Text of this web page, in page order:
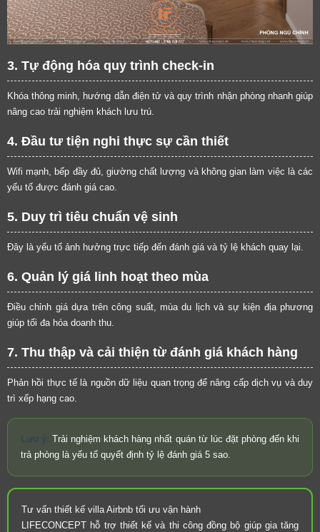
3. Tự động hóa quy trình check-in
Khóa thông minh, hướng dẫn điện tử và quy trình nhận phòng nhanh giúp
nâng cao trải nghiệm khách lưu trú.
4. Đầu tư tiện nghi thực sự cần thiết
Wifi mạnh, bếp đầy đủ, giường chất lượng và không gian làm việc là các
yếu tố được đánh giá cao.
5. Duy trì tiêu chuẩn vệ sinh
Đây là yếu tố ảnh hưởng trực tiếp đến đánh giá và tỷ lệ khách quay lại.
6. Quản lý giá linh hoạt theo mùa
Điều chỉnh giá dựa trên công suất, mùa du lịch và sự kiện địa phương
giúp tối đa hóa doanh thu.
7. Thu thập và cải thiện từ đánh giá khách hàng
Phản hồi thực tế là nguồn dữ liệu quan trọng để nâng cấp dịch vụ và duy
trì xếp hạng cao.
Trải nghiệm khách hàng nhất quán từ lúc đặt phòng đến khi
trả phòng là yếu tố quyết định tỷ lệ đánh giá 5 sao.
Tư vấn thiết kế villa Airbnb tối ưu vận hành
LIFECONCEPT hỗ trợ thiết kế và thi công đồng bộ giúp gia tăng